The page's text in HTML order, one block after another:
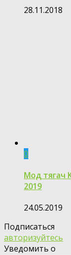
28.11.2018
0
Мод тягач
2019
24.05.2019
Подписаться
авторизуйтесь
Уведомить о